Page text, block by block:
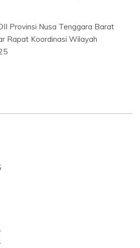
Provinsi Nusa Tenggara Barat
Rapat Koordinasi Wilayah